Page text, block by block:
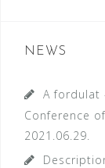
NEWS
A fordulat
Conference
2021.06.29.